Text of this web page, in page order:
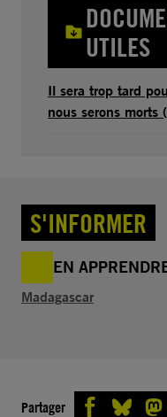
UTILES
Il sera trop tard
nous serons
S'INFORMER
EN
Madagascar
Partager